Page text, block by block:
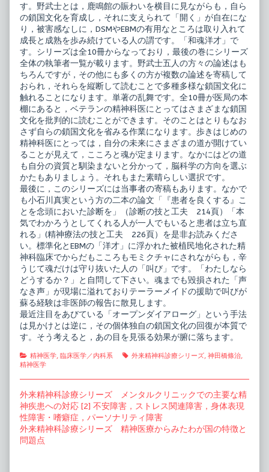
す。野武士とは，鹿鳴館の賑わいを横目に見ながらも，自ら
の鎖国文化を育成し，それに支えられて「開く」が自在にな
り，被害感なしに，DSMやEBMの有用なところは取り入れて
成長と成熟を歩み続けている人の謂です。「和魂洋才」で
す。シリーズは全10冊からなっており，最後の巻にシリーズ
全体の執筆者一覧が載ります。野武士五人の方々の論述はも
ちろんですが，その他にも多くの方が複数の論述を寄稿して
おられ，それらを縦断して読むことで多種多様な鎖国文化に
触れることになります。単著の乱舞です。全10冊が医局の本
棚にあると，ベテランの精神科医にとってはさまざまな鎖国
文化を批判的に読むことができます。そのことはとりもなお
さず自らの鎖国文化を省みる作業になります。歩きはじめの
精神科医にとっては，自分の未来にさまざまの道が開けてい
ることが見えて，こころと魂が定まります。なかにはどの道
も自分の資質と馴染まないと分かって，脳科学の方向を選ぶ
かたもありましょう。それもまた素晴らしい選択です。
最後に，このシリーズには当事者の寄稿もあります。なかで
も小石川真実という方の二本の論文「『患者を良くする』こ
とを念頭においた診断を」（診断の技と工夫 214頁）「本
気でわかろうとしてくれる人が一人でもいると患者は立ち直
れる」(精神療法の技と工夫 226頁）を是非お読みくださ
い。標準化とEBMの「洋才」に浮かれた被植民地化された精
神科臨床でからだもこころもモミクチャにされながらも，辛
うじて魂だけは守り抜いた人の「叫び」です。「わたしなら
どうするか？」と自問して下さい。魂までも毀損された「声
なき声」が現場に溢れておりテーラーメイドの援助で叫びが
蘇る経験は非医師の報告に散見します。
最近注目をあびている「オープンダイアローグ」という手法
は見かけとは逆に，その個体独自の鎖国文化の回復が本質で
す。そう考えると，あの目を見張る効果が腑に落ちます。
Categories
精神医学, 臨床医学／内科系 Tags
外来精神科診療シリーズ, 神田橋條治,
精神医学
投
稿
ナ
ビ
Previous
post:
外来精神科診療シリーズ メンタルクリニックでの主要な精
神疾患への対応 [2] 不安障害，ストレス関連障害，身体表現
性障害・嗜癖症，パーソナリティ障害
Next
post:
外来精神科診療シリーズ 精神医療からみたわが国の特徴と
問題点